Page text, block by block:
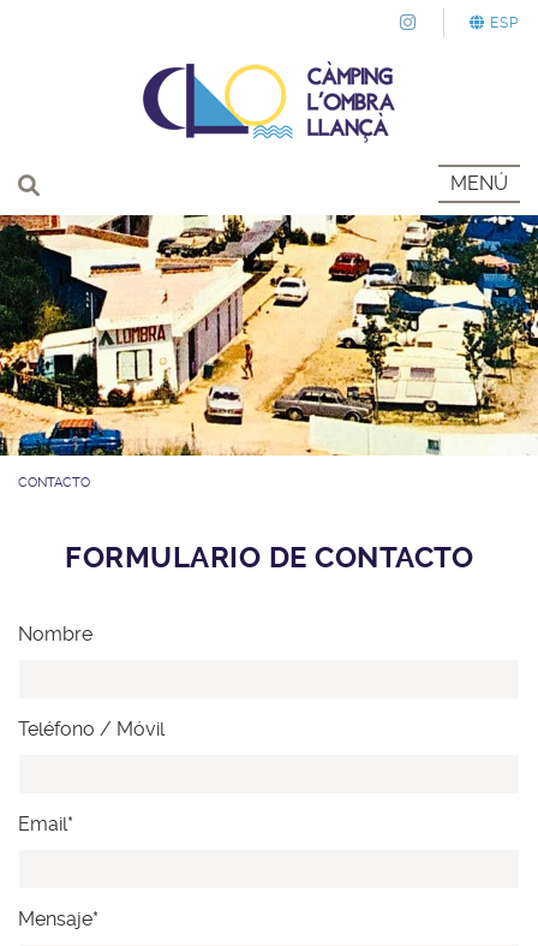
ESP
MENÚ
CONTACTO
FORMULARIO DE CONTACTO
Nombre
Teléfono / Móvil
Email*
Mensaje*